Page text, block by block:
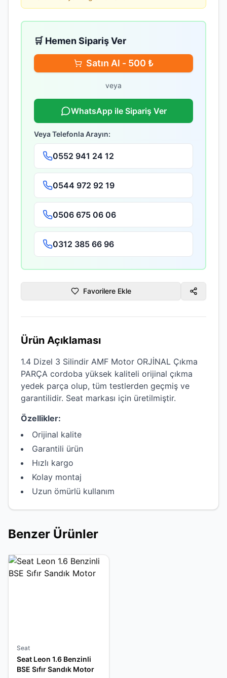
🛒 Hemen Sipariş Ver
Satın Al - 500 ₺
veya
WhatsApp ile Sipariş Ver
Veya Telefonla Arayın:
0552 941 24 12
0544 972 92 19
0506 675 06 06
0312 385 66 96
Favorilere Ekle
Ürün Açıklaması
1.4 Dizel 3 Silindir AMF Motor ORJİNAL Çıkma
PARÇA cordoba yüksek kaliteli orijinal çıkma
yedek parça olup, tüm testlerden geçmiş ve
garantilidir. Seat markası için üretilmiştir.
Özellikler:
Orijinal kalite
Garantili ürün
Hızlı kargo
Kolay montaj
Uzun ömürlü kullanım
Benzer Ürünler
Seat
Seat Leon 1.6 Benzinli
BSE Sıfır Sandık Motor